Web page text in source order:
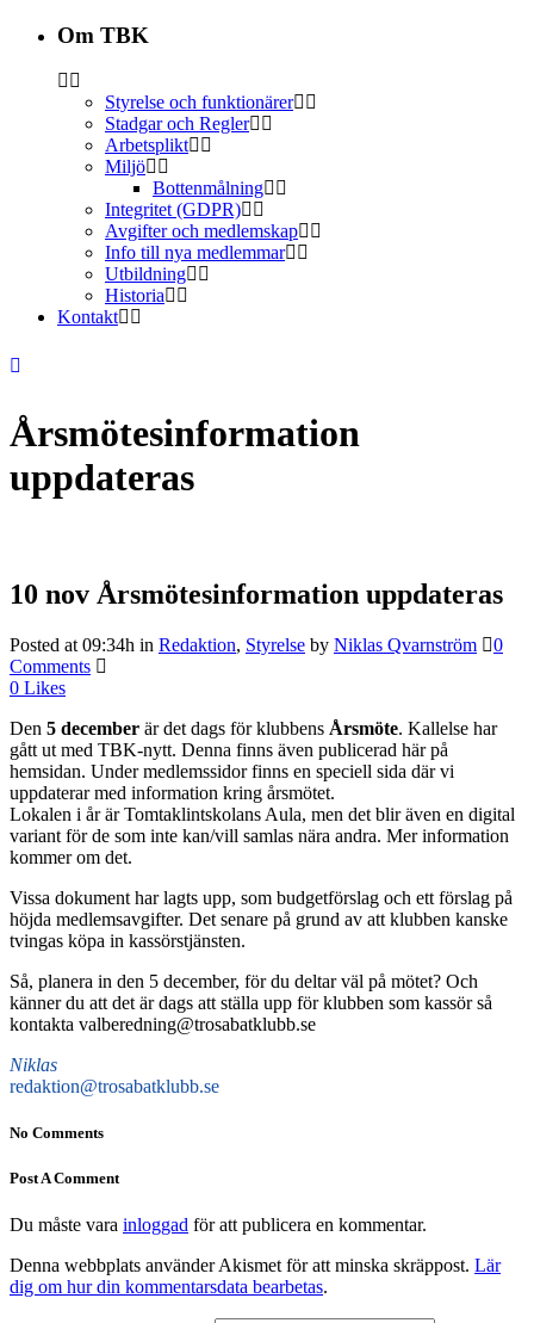
Om TBK
Styrelse och funktionärer
Stadgar och Regler
Arbetsplikt
Miljö
Bottenmålning
Integritet (GDPR)
Avgifter och medlemskap
Info till nya medlemmar
Utbildning
Historia
Kontakt
Årsmötesinformation
uppdateras
10 nov Årsmötesinformation uppdateras
Posted at 09:34h in Redaktion, Styrelse by Niklas Qvarnström
0
Comments
0 Likes
Den 5 december är det dags för klubbens Årsmöte. Kallelse har
gått ut med TBK-nytt. Denna finns även publicerad här på
hemsidan. Under medlemssidor finns en speciell sida där vi
uppdaterar med information kring årsmötet.
Lokalen i år är Tomtaklintskolans Aula, men det blir även en digital
variant för de som inte kan/vill samlas nära andra. Mer information
kommer om det.
Vissa dokument har lagts upp, som budgetförslag och ett förslag på
höjda medlemsavgifter. Det senare på grund av att klubben kanske
tvingas köpa in kassörstjänsten.
Så, planera in den 5 december, för du deltar väl på mötet? Och
känner du att det är dags att ställa upp för klubben som kassör så
kontakta valberedning@trosabatklubb.se
Niklas
redaktion@trosabatklubb.se
No Comments
Post A Comment
Du måste vara inloggad för att publicera en kommentar.
Denna webbplats använder Akismet för att minska skräppost. Lär
dig om hur din kommentarsdata bearbetas.